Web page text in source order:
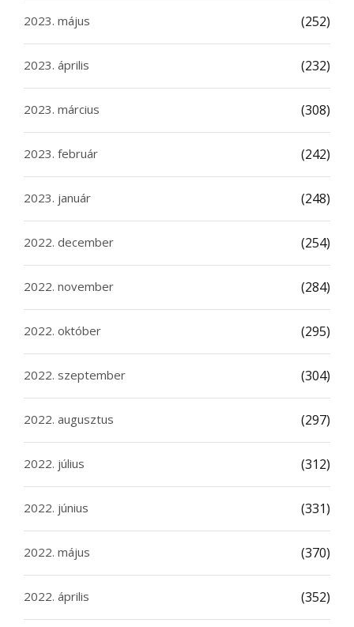
2023. május (252)
2023. április (232)
2023. március (308)
2023. február (242)
2023. január (248)
2022. december (254)
2022. november (284)
2022. október (295)
2022. szeptember (304)
2022. augusztus (297)
2022. július (312)
2022. június (331)
2022. május (370)
2022. április (352)